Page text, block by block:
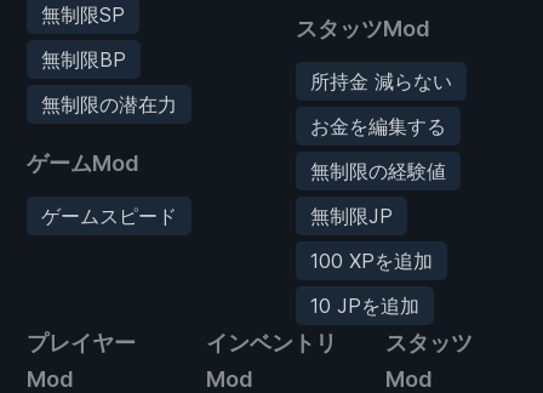
無制限SP
無制限BP
無制限の潜在力
ゲームMod
ゲームスピード
スタッツMod
所持金 減らない
お金を編集する
無制限の経験値
無制限JP
100 XPを追加
10 JPを追加
プレイヤー
Mod
インベントリ
Mod
スタッツ
Mod